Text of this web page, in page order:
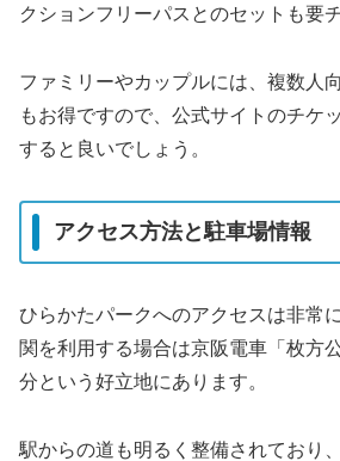
クションフリーパスとのセットも要
ファミリーやカップルには、複数人
もお得ですので、公式サイトのチケ
すると良いでしょう。
アクセス方法と駐車場情報
ひらかたパークへのアクセスは非常
関を利用する場合は京阪電車「枚方
分という好立地にあります。
駅からの道も明るく整備されており